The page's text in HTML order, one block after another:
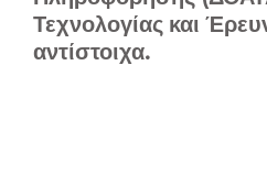
Τεχνολογίας και
αντίστοιχα.